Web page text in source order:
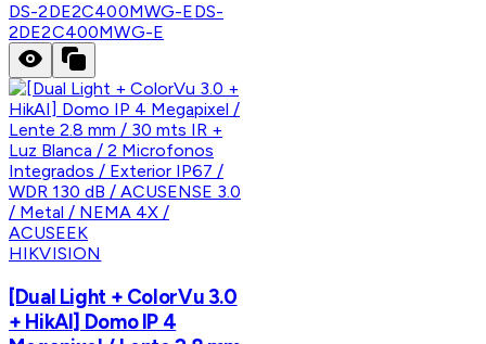
DS-2DE2C400MWG-EDS-
2DE2C400MWG-E
HIKVISION
[Dual Light + ColorVu 3.0
+ HikAI] Domo IP 4